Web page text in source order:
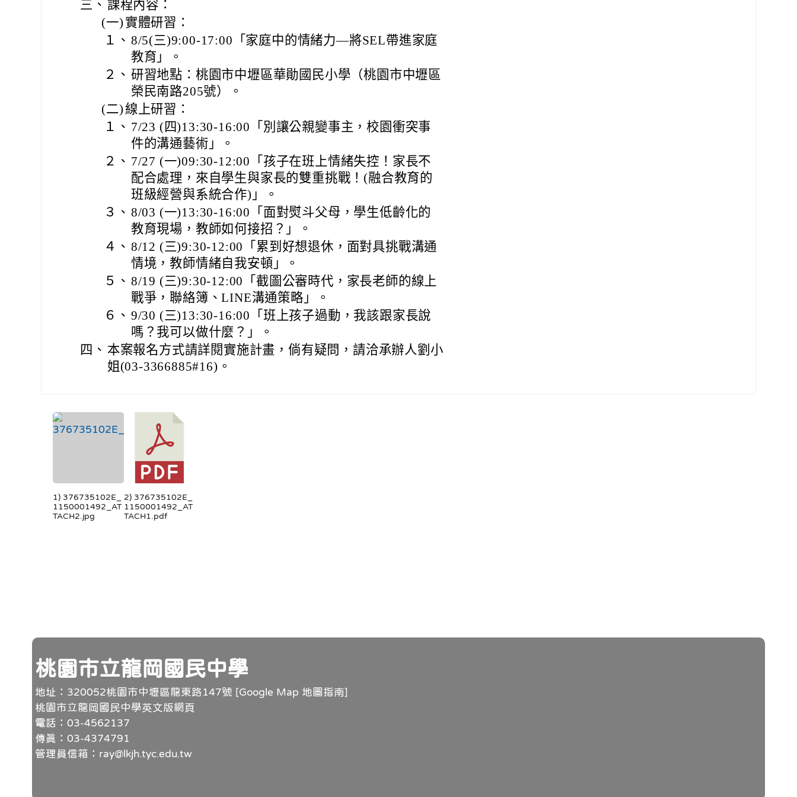
三、 課程內容：
(一) 實體研習：
１、 8/5(三)9:00-17:00「家庭中的情緒力—將SEL帶進家庭
教育」。
２、 研習地點：桃園市中壢區華勛國民小學（桃園市中壢區
榮民南路205號）。
(二)線上研習：
１、 7/23 (四)13:30-16:00「別讓公親變事主，校園衝突事
件的溝通藝術」。
２、 7/27 (一)09:30-12:00「孩子在班上情緒失控！家長不
配合處理，來自學生與家長的雙重挑戰！(融合教育的
班級經營與系統合作)」。
３、 8/03 (一)13:30-16:00「面對熨斗父母，學生低齡化的
教育現場，教師如何接招？」。
４、 8/12 (三)9:30-12:00「累到好想退休，面對具挑戰溝通
情境，教師情緒自我安頓」。
５、 8/19 (三)9:30-12:00「截圖公審時代，家長老師的線上
戰爭，聯絡簿、LINE溝通策略」。
６、 9/30 (三)13:30-16:00「班上孩子過動，我該跟家長說
嗎？我可以做什麼？」。
四、 本案報名方式請詳閱實施計畫，倘有疑問，請洽承辦人劉小
姐(03-3366885#16)。
1) 376735102E_
1150001492_AT
TACH2.jpg
2) 376735102E_
1150001492_AT
TACH1.pdf
頁尾
桃園市立龍岡國民中學
地址：320052桃園市中壢區龍東路147號 [Google Map 地圖指南]
桃園市立龍岡國民中學英文版網頁
電話：03-4562137
傳真：03-4374791
管理員信箱：ray@lkjh.tyc.edu.tw